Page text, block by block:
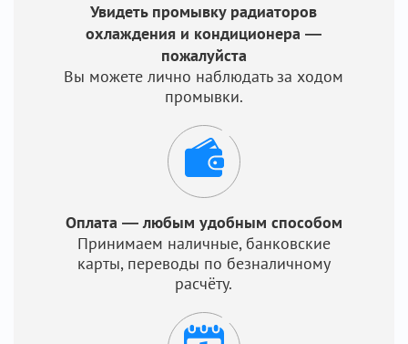
Увидеть промывку радиаторов
охлаждения и кондиционера —
пожалуйста
Вы можете лично наблюдать за ходом
промывки.
Оплата — любым удобным способом
Принимаем наличные, банковские
карты, переводы по безналичному
расчёту.